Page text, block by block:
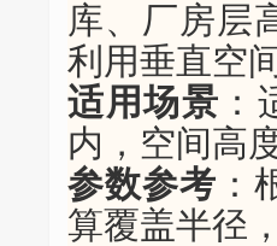
库、厂房层
利用垂直空
适用场景
内，空间高
参数参考 ：
算覆盖半径